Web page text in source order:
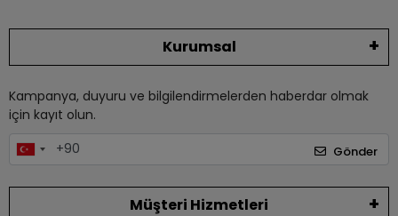
Kurumsal
Kampanya, duyuru ve bilgilendirmelerden haberdar olmak
için kayıt olun.
Gönder
Müşteri Hizmetleri